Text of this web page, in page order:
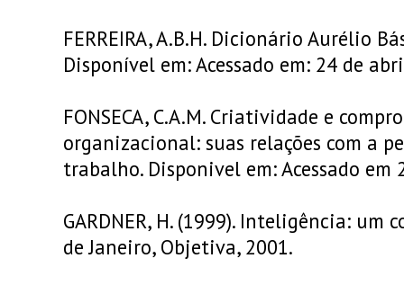
FERREIRA, A.B.H. Dicionário Aurélio
Disponível em: Acessado em: 24 de
FONSECA, C.A.M. Criatividade e
organizacional: suas relações com a
trabalho. Disponivel em: Acessado em
GARDNER, H. (1999). Inteligência: um
de Janeiro, Objetiva, 2001.